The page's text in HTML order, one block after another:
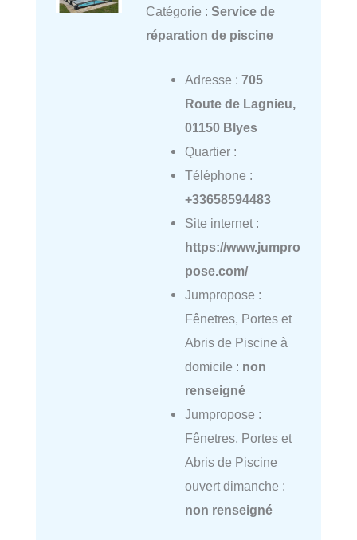
Catégorie : Service de
réparation de piscine
Adresse : 705
Route de Lagnieu,
01150 Blyes
Quartier :
Téléphone :
+33658594483
Site internet :
https://www.jumpro
pose.com/
Jumpropose :
Fênetres, Portes et
Abris de Piscine à
domicile : non
renseigné
Jumpropose :
Fênetres, Portes et
Abris de Piscine
ouvert dimanche :
non renseigné